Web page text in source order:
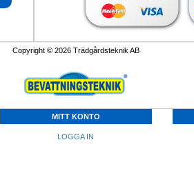
Copyright © 2026 Trädgårdsteknik AB
MITT KONTO
LOGGA IN